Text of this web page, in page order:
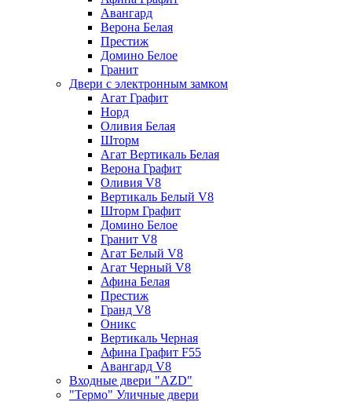
Авангард
Верона Белая
Престиж
Домино Белое
Гранит
Двери с электронным замком
Агат Графит
Норд
Оливия Белая
Шторм
Агат Вертикаль Белая
Верона Графит
Оливия V8
Вертикаль Белый V8
Шторм Графит
Домино Белое
Гранит V8
Агат Белый V8
Агат Черный V8
Афина Белая
Престиж
Гранд V8
Оникс
Вертикаль Черная
Афина Графит F55
Авангард V8
Входные двери "AZD"
"Термо" Уличные двери